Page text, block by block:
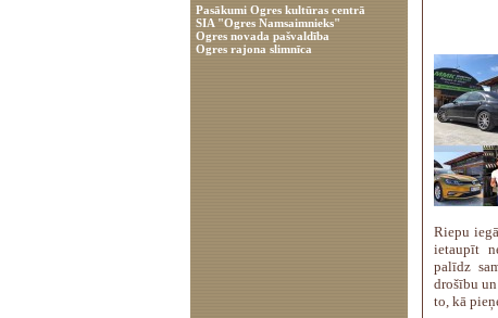
Pasākumi Ogres kultūras centrā
SIA "Ogres Namsaimnieks"
Ogres novada pašvaldība
Ogres rajona slimnīca
Riepu
ietaupīt
palīdz
drošību
to, kā